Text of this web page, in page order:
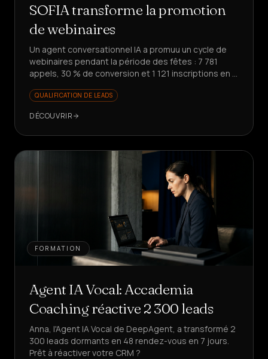
SOFIA transforme la promotion
de webinaires
Un agent conversationnel IA a promuu un cycle de
webinaires pendant la période des fêtes : 7 781
appels, 30 % de conversion et 1 121 inscriptions en 7
QUALIFICATION DE LEADS
DÉCOUVRIR
FORMATION
Agent IA Vocal: Accademia
Coaching réactive 2 300 leads
Anna, l'Agent IA Vocal de DeepAgent, a transformé 2
300 leads dormants en 48 rendez-vous en 7 jours.
Prêt à réactiver votre CRM ?